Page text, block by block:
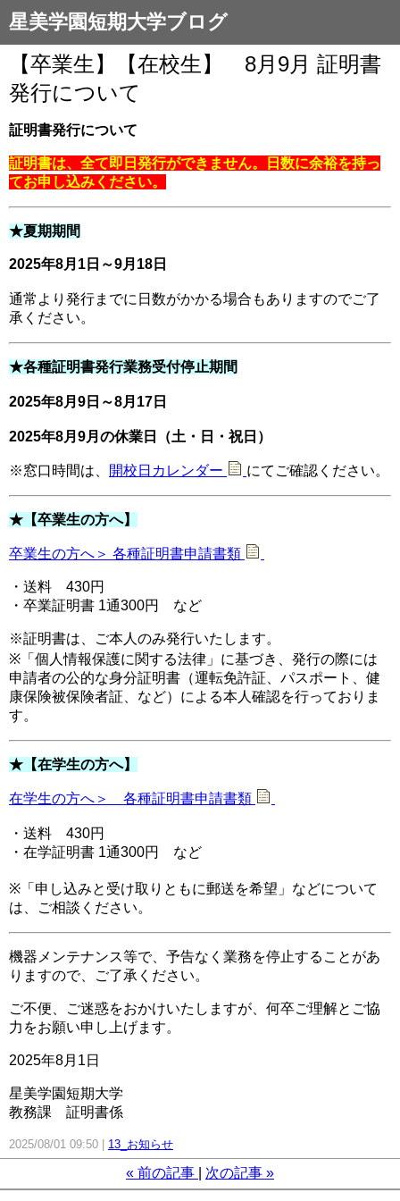
星美学園短期大学ブログ
【卒業生】【在校生】 8月9月 証明書
発行について
証明書発行について
証明書は、全て即日発行ができません。日数に余裕を持っ
てお申し込みください。
★夏期期間
2025年8月1日～9月18日
通常より発行までに日数がかかる場合もありますのでご了
承ください。
★各種証明書発行業務受付停止期間
2025年8月9日～8月17日
2025年8月9月の休業日（土・日・祝日）
※窓口時間は、 開校日カレンダー にてご確認ください。
★【卒業生の方へ】
卒業生の方へ＞ 各種証明書申請書類
・送料 430円
・卒業証明書 1通300円 など
※証明書は、ご本人のみ発行いたします。
※「個人情報保護に関する法律」に基づき、発行の際には
申請者の公的な身分証明書（運転免許証、パスポート、健
康保険被保険者証、など）による本人確認を行っておりま
す。
★【在学生の方へ】
在学生の方へ＞ 各種証明書申請書類
・送料 430円
・在学証明書 1通300円 など
※「申し込みと受け取りともに郵送を希望」などについて
は、ご相談ください。
機器メンテナンス等で、予告なく業務を停止することがあ
りますので、ご了承ください。
ご不便、ご迷惑をおかけいたしますが、何卒ご理解とご協
力をお願い申し上げます。
2025年8月1日
星美学園短期大学
教務課 証明書係
2025/08/01 09:50 13_お知らせ
« 前の記事 次の記事 »